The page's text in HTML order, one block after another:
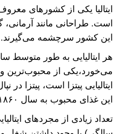
ایتالیا یکی از کشور‌های
است. طراحانی مانند آرمانی،
این کشور سرچشمه می‌گیرند.
می‌خورد،یکی از محبوب‌ترین
ایتالیایی پیتزا است، پیتزا در
این غذای محبوب به سال ۱۸۶۰ برمی گردد.